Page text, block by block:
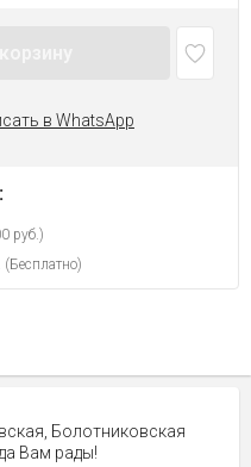
в WhatsApp
руб.)
(Бесплатно)
Болотниковская
Вам рады!